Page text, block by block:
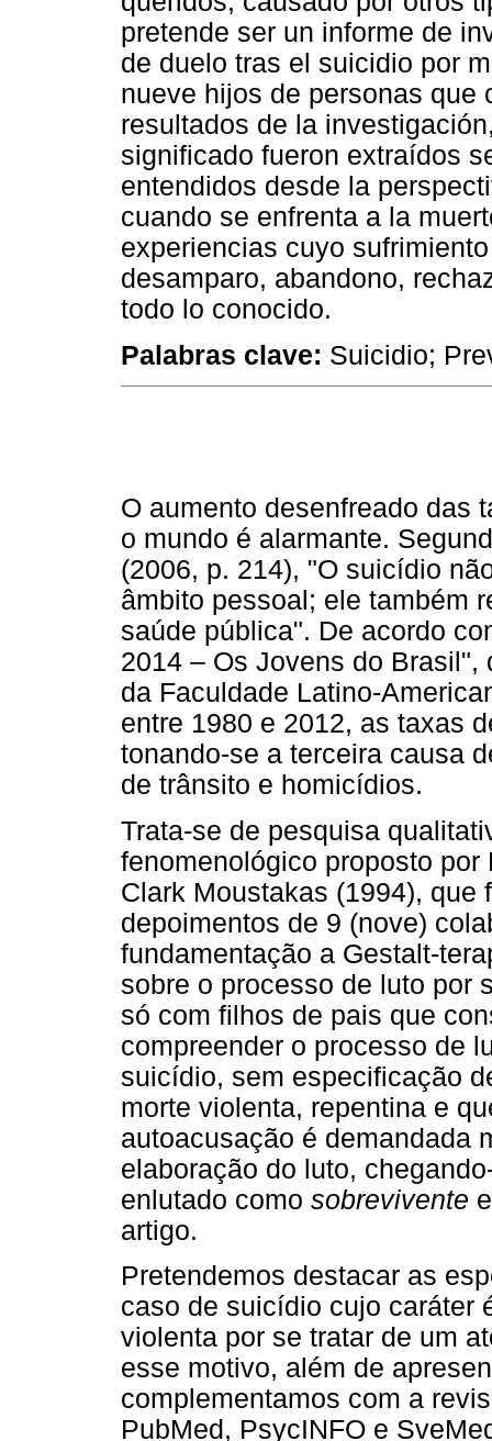
pretende ser un informe de
de duelo tras el suicidio por
nueve hijos de personas que
resultados de la
significado fueron extraídos
entendidos desde la
cuando se enfrenta a la
experiencias cuyo
desamparo, abandono,
todo lo conocido.
Palabras clave: Suicidio;
O aumento desenfreado das
o mundo é alarmante.
(2006, p. 214), "O suicídio
âmbito pessoal; ele também
saúde pública". De acordo
2014 – Os Jovens do
da Faculdade Latino-
entre 1980 e 2012, as taxas
tonando-se a terceira causa
de trânsito e homicídios.
Trata-se de pesquisa
fenomenológico proposto
Clark Moustakas (1994),
depoimentos de 9 (nove)
fundamentação a Gestalt-
sobre o processo de luto por
só com filhos de pais que
compreender o processo de
suicídio, sem especificação
morte violenta, repentina e
autoacusação é demandada
elaboração do luto,
enlutado como sobrevivente
artigo.
Pretendemos destacar as
caso de suicídio cujo caráter
violenta por se tratar de um
esse motivo, além de
complementamos com a
PubMed, PsycINFO e